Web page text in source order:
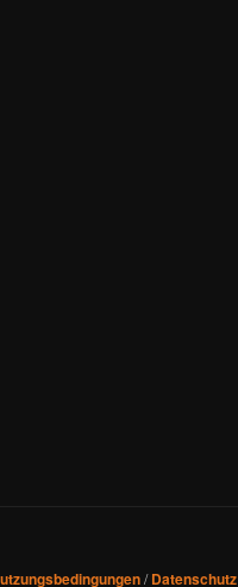
/Datenschutz